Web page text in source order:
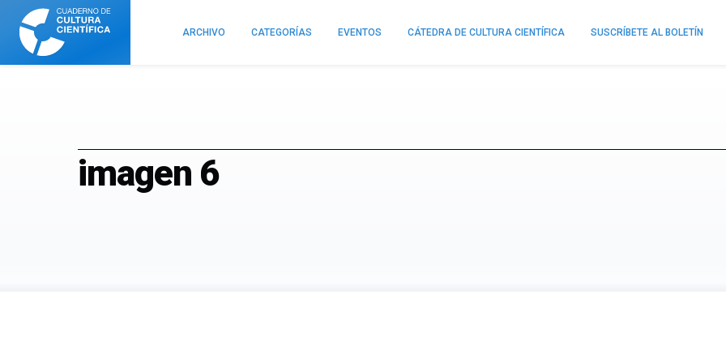
Cuaderno
Cultura
Científica
ARCHIVO CATEGORÍAS EVENTOS CÁTEDRA DE CULTURA CIENTÍFICA SUSCRÍBETE AL BOLETÍN
imagen 6